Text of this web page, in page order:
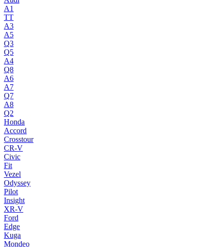
A1
TT
A3
A5
Q3
Q5
A4
Q8
A6
A7
Q7
A8
Q2
Honda
Accord
Crosstour
CR-V
Civic
Fit
Vezel
Odyssey
Pilot
Insight
XR-V
Ford
Edge
Kuga
Mondeo